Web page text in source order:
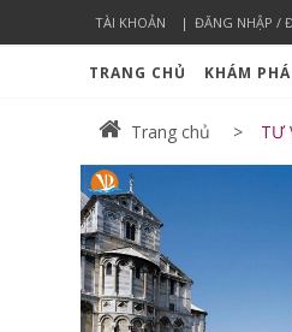
TÀI KHOẢN ĐĂNG NHẬP /
TRANG CHỦ KHÁM
Trang chủ TƯ